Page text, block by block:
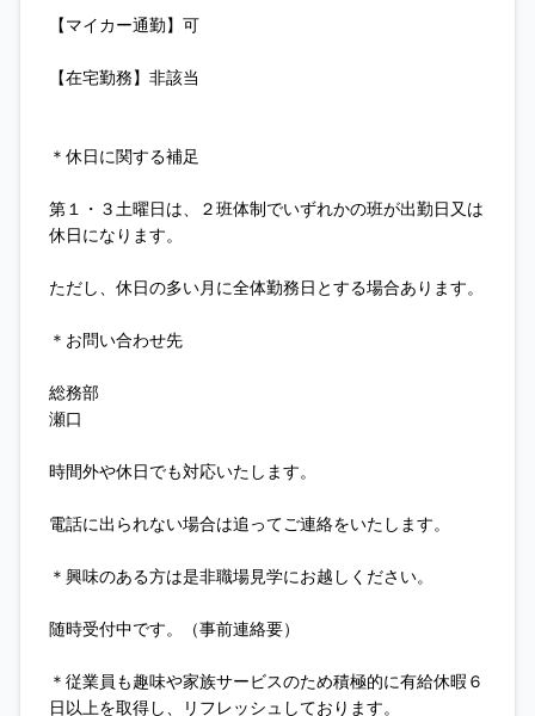
【マイカー通勤】可
【在宅勤務】非該当
＊休日に関する補足
第１・３土曜日は、２班体制でいずれかの班が出勤日又は
休日になります。
ただし、休日の多い月に全体勤務日とする場合あります。
＊お問い合わせ先
総務部
瀬口
時間外や休日でも対応いたします。
電話に出られない場合は追ってご連絡をいたします。
＊興味のある方は是非職場見学にお越しください。
随時受付中です。（事前連絡要）
＊従業員も趣味や家族サービスのため積極的に有給休暇６
日以上を取得し、リフレッシュしております。